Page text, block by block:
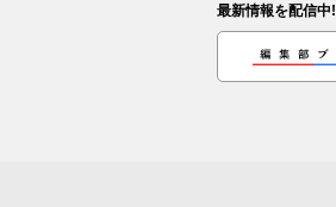
最新情報を配信中!
編集部ブログ